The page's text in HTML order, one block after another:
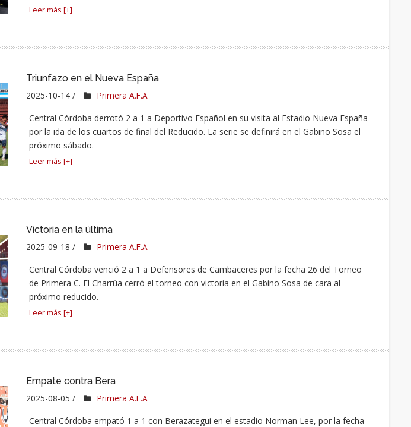
Leer más [+]
Triunfazo en el Nueva España
2025-10-14 /
Primera A.F.A
Central Córdoba derrotó 2 a 1 a Deportivo Español en su visita al Estadio Nueva España
por la ida de los cuartos de final del Reducido. La serie se definirá en el Gabino Sosa el
próximo sábado.
Leer más [+]
Victoria en la última
2025-09-18 /
Primera A.F.A
Central Córdoba venció 2 a 1 a Defensores de Cambaceres por la fecha 26 del Torneo
de Primera C. El Charrúa cerró el torneo con victoria en el Gabino Sosa de cara al
próximo reducido.
Leer más [+]
Empate contra Bera
2025-08-05 /
Primera A.F.A
Central Córdoba empató 1 a 1 con Berazategui en el estadio Norman Lee, por la fecha